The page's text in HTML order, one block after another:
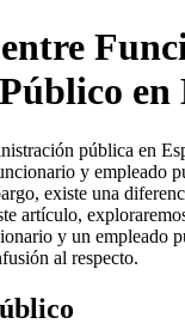
en
pública en
y empleado
existe una
artículo,
y un empleado
al respecto.